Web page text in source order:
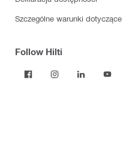
Szczególne warunki
Follow Hilti